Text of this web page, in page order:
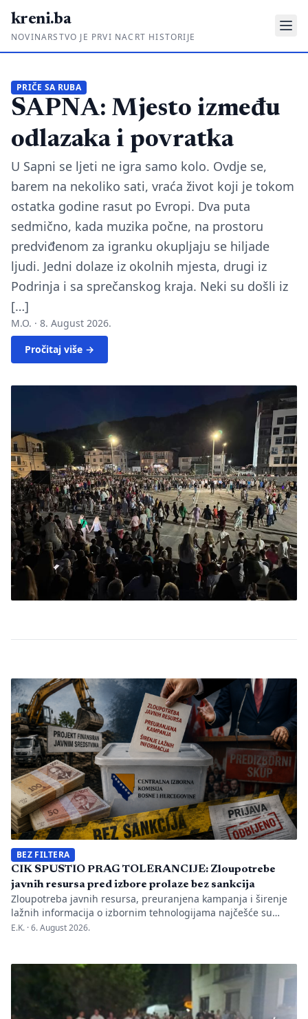
kreni.ba
NOVINARSTVO JE PRVI NACRT HISTORIJE
Priče sa ruba
Ponos i glas
Daljinski u ruke
Romski put
O nama
Impressum
Kontakt
PRIČE SA RUBA
SAPNA: Mjesto između
odlazaka i povratka
U Sapni se ljeti ne igra samo kolo. Ovdje se,
barem na nekoliko sati, vraća život koji je tokom
ostatka godine rasut po Evropi. Dva puta
sedmično, kada muzika počne, na prostoru
predviđenom za igranku okupljaju se hiljade
ljudi. Jedni dolaze iz okolnih mjesta, drugi iz
Podrinja i sa sprečanskog kraja. Neki su došli iz
[…]
M.O. · 8. August 2026.
Pročitaj više →
BEZ FILTERA
CIK SPUSTIO PRAG TOLERANCIJE: Zloupotrebe
javnih resursa pred izbore prolaze bez sankcija
Zloupotreba javnih resursa, preuranjena kampanja i širenje
lažnih informacija o izbornim tehnologijama najčešće su
nepravilnosti koje je evidentirao Transparency International u
prijava zbog kršenja više odredaba izbornog zakonodavstva,
ali je Centralna izborna komisija promijenila pristup u
odnosu na prethodne izborne […]
E.K. ·6. August 2026.